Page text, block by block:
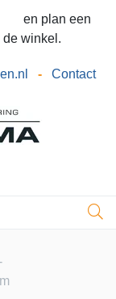
en plan een
winkel.
- Contact